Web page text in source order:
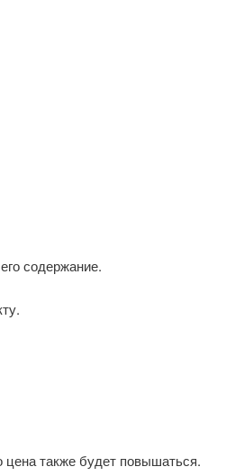
содержание.
цена также будет повышаться.